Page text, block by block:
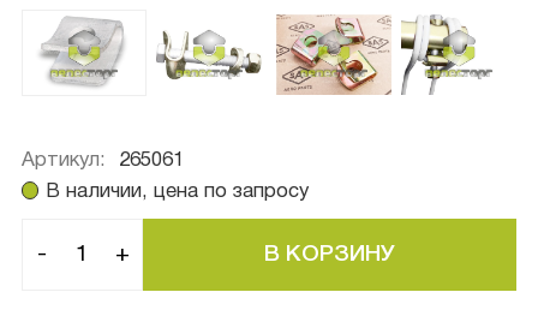
Артикул:
265061
В наличии, цена по запросу
- +